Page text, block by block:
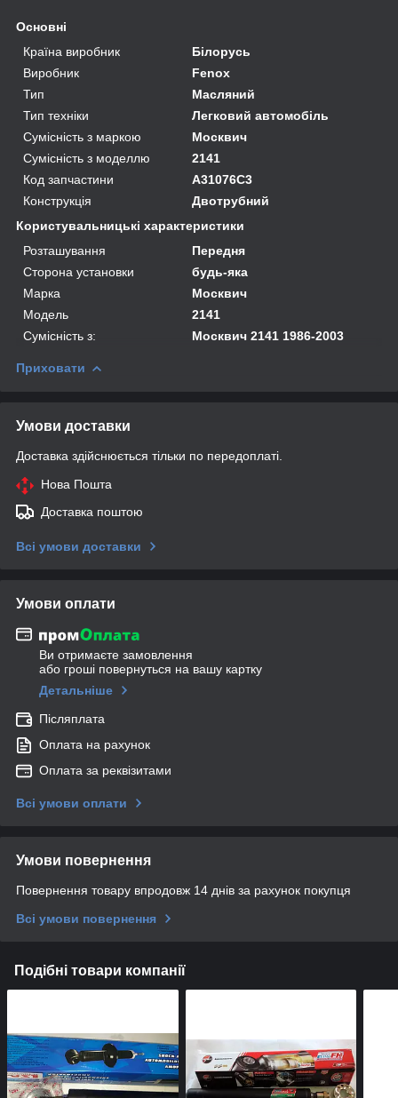
Основні
Країна виробник
Білорусь
Виробник
Fenox
Тип
Масляний
Тип техніки
Легковий автомобіль
Сумісність з маркою
Москвич
Сумісність з моделлю
2141
Код запчастини
A31076C3
Конструкція
Двотрубний
Користувальницькі характеристики
Розташування
Передня
Сторона установки
будь-яка
Марка
Москвич
Модель
2141
Сумісність з:
Москвич 2141 1986-2003
Приховати
Умови доставки
Доставка здійснюється тільки по передоплаті.
Нова Пошта
Доставка поштою
Всі умови доставки
Умови оплати
Ви отримаєте замовлення
або гроші повернуться на вашу картку
Детальніше
Післяплата
Оплата на рахунок
Оплата за реквізитами
Всі умови оплати
Умови повернення
Повернення товару впродовж 14 днів за рахунок покупця
Всі умови повернення
Подібні товари компанії